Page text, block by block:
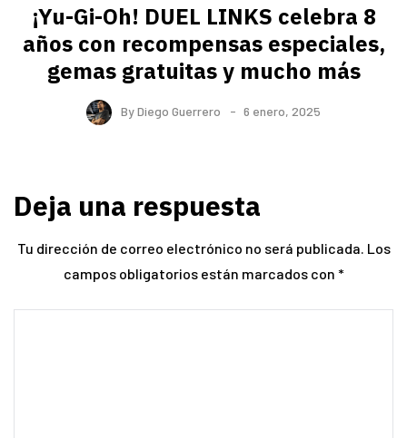
¡Yu-Gi-Oh! DUEL LINKS celebra 8
años con recompensas especiales,
gemas gratuitas y mucho más
ByDiego Guerrero 6 enero, 2025
Deja una respuesta
Tu dirección de correo electrónico no será publicada. Los
campos obligatorios están marcados con *